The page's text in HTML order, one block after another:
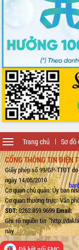
Trang chủ Sơ đồ
Toggle
navigation
CỔNG THÔNG TIN ĐIỆN
Giấy phép số 99/GP-TTĐT
ngày 14/05/2010
Cơ quan chủ quản: Ủy ban
Cơ quan thường trực: Văn
SĐT:0262.859.9699Email:
Ghi rõ nguồn tin "http://
này